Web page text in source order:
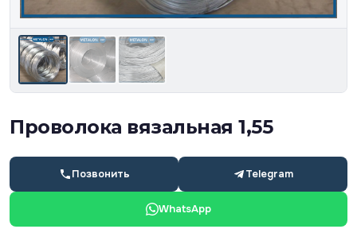
Проволока вязальная 1,55
Позвонить Telegram
WhatsApp